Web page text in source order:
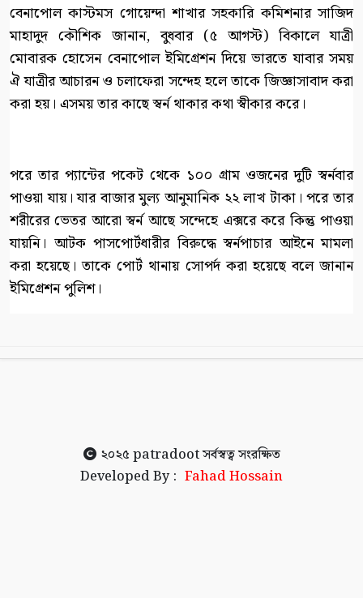
বেনাপোল কাস্টমস গোয়েন্দা শাখার সহকারি কমিশনার সাজিদ
মাহাদুদ কৌশিক জানান, বুধবার (৫ আগস্ট) বিকালে যাত্রী
মোবারক হোসেন বেনাপোল ইমিগ্রেশন দিয়ে ভারতে যাবার সময়
ঐ যাত্রীর আচারন ও চলাফেরা সন্দেহ হলে তাকে জিজ্ঞাসাবাদ করা
করা হয়। এসময় তার কাছে স্বর্ন থাকার কথা স্বীকার করে।
পরে তার প্যান্টের পকেট থেকে ১০০ গ্রাম ওজনের দুটি স্বর্নবার
পাওয়া যায়। যার বাজার মুল্য আনুমানিক ২২ লাখ টাকা। পরে তার
শরীরের ভেতর আরো স্বর্ন আছে সন্দেহে এক্সরে করে কিন্তু পাওয়া
যায়নি। আটক পাসপোর্টধারীর বিরুদ্ধে স্বর্নপাচার আইনে মামলা
করা হয়েছে। তাকে পোর্ট থানায় সোপর্দ করা হয়েছে বলে জানান
ইমিগ্রেশন পুলিশ।
২০২৫ patradootসর্বস্বত্ব সংরক্ষিত
Developed By : Fahad Hossain